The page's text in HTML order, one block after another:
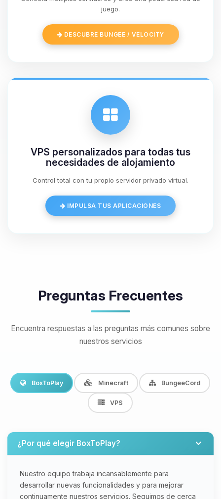
juego.
DESCUBRE BUNGEE / VELOCITY
VPS personalizados para todas tus
necesidades de alojamiento
Control total con tu propio servidor privado virtual.
IMPULSA TUS APLICACIONES
Preguntas Frecuentes
Encuentra respuestas a las preguntas más comunes sobre
nuestros servicios
BoxToPlay Minecraft BungeeCord
VPS
¿Por qué elegir BoxToPlay?
Nuestro equipo trabaja incansablemente para
desarrollar nuevas funcionalidades y para mejorar
continuamente nuestros servicios. Seguimos de cerca
Yupi, por fin alguien con quien
que necesitas y moveré mis